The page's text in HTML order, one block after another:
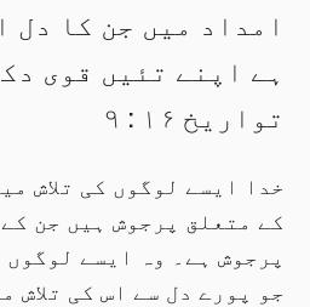
امداد میں جن کا دل
تواریخ ۱۶ : ۹
خدا ایسے لوگوں کی تلاش
کے متعلق پرجوش ہیں جن
پرجوش ہے۔ وہ ایسے
جو پورے دل سے اس کی تلاش